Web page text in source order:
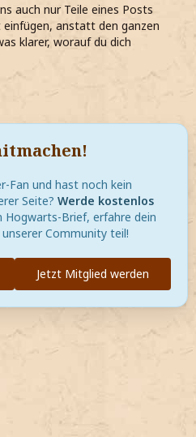
auch nur Teile eines Posts
anstatt den ganzen
klarer, worauf du dich
Fan und hast noch kein
Seite? Werde kostenlos
Hogwarts-Brief, erfahre dein
Community teil!
Jetzt Mitglied werden